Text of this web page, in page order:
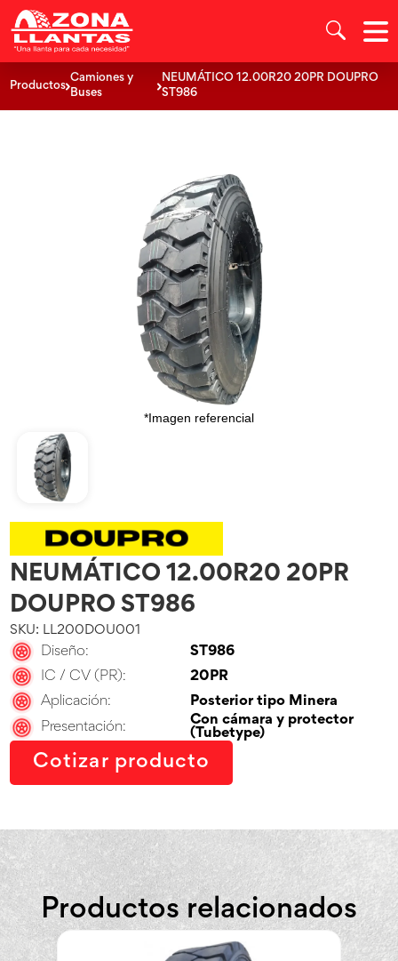
Productos
Camiones y
Buses
NEUMÁTICO 12.00R20 20PR DOUPRO
ST986
*Imagen referencial
NEUMÁTICO 12.00R20 20PR
DOUPRO ST986
SKU: LL200DOU001
Diseño:
ST986
IC / CV (PR):
20PR
Aplicación:
Posterior tipo Minera
Presentación:
Con cámara y protector
(Tubetype)
Cotizar producto
Productos relacionados